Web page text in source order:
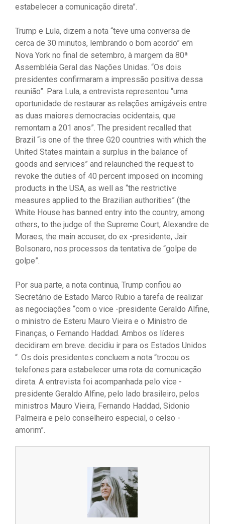
estabelecer a comunicação direta”.
Trump e Lula, dizem a nota “teve uma conversa de
cerca de 30 minutos, lembrando o bom acordo” em
Nova York no final de setembro, à margem da 80ª
Assembléia Geral das Nações Unidas. “Os dois
presidentes confirmaram a impressão positiva dessa
reunião”. Para Lula, a entrevista representou “uma
oportunidade de restaurar as relações amigáveis ​​entre
as duas maiores democracias ocidentais, que
remontam a 201 anos”. The president recalled that
Brazil “is one of the three G20 countries with which the
United States maintain a surplus in the balance of
goods and services” and relaunched the request to
revoke the duties of 40 percent imposed on incoming
products in the USA, as well as “the restrictive
measures applied to the Brazilian authorities” (the
White House has banned entry into the country, among
others, to the judge of the Supreme Court, Alexandre de
Moraes, the main accuser, do ex -presidente, Jair
Bolsonaro, nos processos da tentativa de “golpe de
golpe”.
Por sua parte, a nota continua, Trump confiou ao
Secretário de Estado Marco Rubio a tarefa de realizar
as negociações “com o vice -presidente Geraldo Alfine,
o ministro de Esteru Mauro Vieira e o Ministro de
Finanças, o Fernando Haddad. Ambos os líderes
decidiram em breve. decidiu ir para os Estados Unidos
“. Os dois presidentes concluem a nota “trocou os
telefones para estabelecer uma rota de comunicação
direta. A entrevista foi acompanhada pelo vice -
presidente Geraldo Alfine, pelo lado brasileiro, pelos
ministros Mauro Vieira, Fernando Haddad, Sidonio
Palmeira e pelo conselheiro especial, o celso -
amorim”.